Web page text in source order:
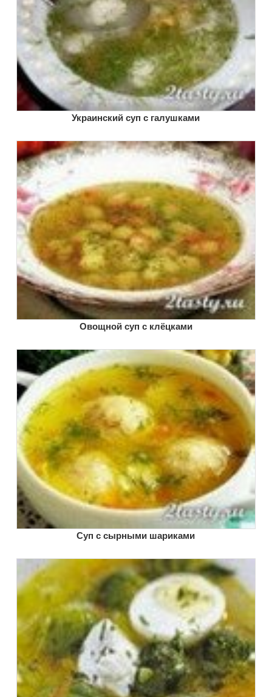
Украинский суп с галушками
Овощной суп с клёцками
Суп с сырными шариками